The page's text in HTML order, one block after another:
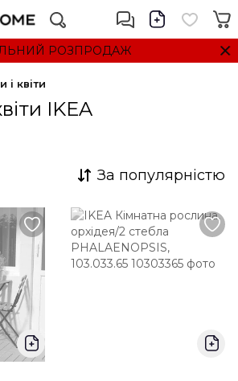
РОЗПРОДАЖ
і квіти
IKEA
За популярністю